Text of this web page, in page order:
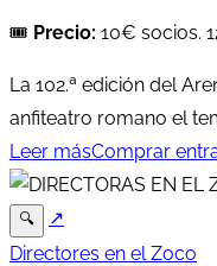
🎟️ Precio: 10€ socios.
La 102.ª edición del
anfiteatro romano el
Leer másComprar
🔍
↗
Directores en el Zoco